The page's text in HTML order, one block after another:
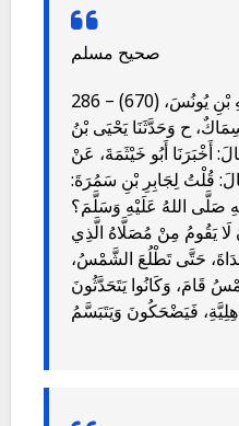
صحيح مسلم
286 – (670) حَدَّثَنَا أَحْمَدُ بْنُ عَبْدِ اللهِ بْنِ يُونُسَ،
سِمَاكٌ، ح وَحَدَّثَنَا يَحْيَى بْنُ
أَخْبَرَنَا أَبُو خَيْثَمَةَ، عَنْ
قُلْتُ لِجَابِرِ بْنِ سَمُرَةَ:
صَلَّى اللهُ عَلَيْهِ وَسَلَّمَ؟
لَا يَقُومُ مِنْ مُصَلَّاهُ الَّذِي
حَتَّى تَطْلُعَ الشَّمْسُ،
قَامَ، وَكَانُوا يَتَحَدَّثُونَ